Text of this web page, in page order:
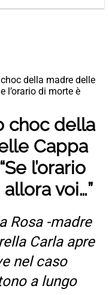
della madre delle
l’orario di morte è
choc della
Cappa
l’orario
voi…”
Rosa -madre
Carla apre
nel caso
a lungo